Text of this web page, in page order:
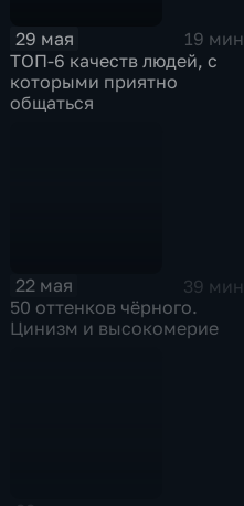
29 мая
19 мин
ТОП-6 качеств людей, с
которыми приятно
общаться
22 мая
39 мин
50 оттенков чёрного.
Цинизм и высокомерие